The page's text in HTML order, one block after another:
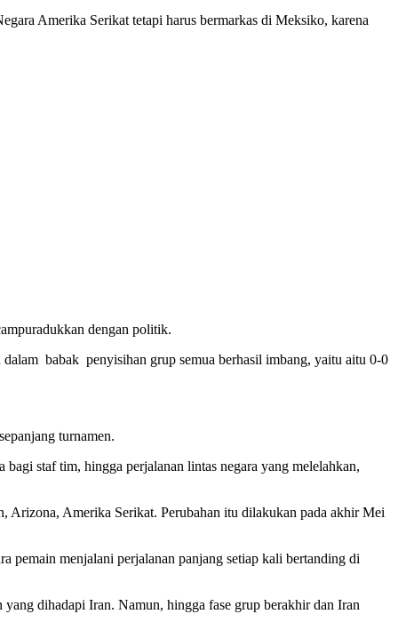
Amerika Serikat tetapi harus bermarkas di Meksiko, karena
dengan politik.
babak penyisihan grup semua berhasil imbang, yaitu aitu 0-0
turnamen.
staf tim, hingga perjalanan lintas negara yang melelahkan,
Arizona, Amerika Serikat. Perubahan itu dilakukan pada akhir Mei
pemain menjalani perjalanan panjang setiap kali bertanding di
dihadapi Iran. Namun, hingga fase grup berakhir dan Iran